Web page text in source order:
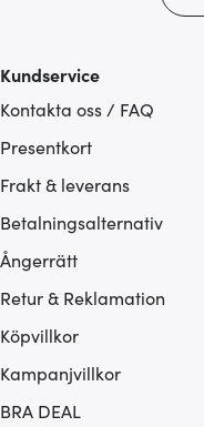
Kundservice
Kontakta oss / FAQ
Presentkort
Frakt & leverans
Betalningsalternativ
Ångerrätt
Retur & Reklamation
Köpvillkor
Kampanjvillkor
BRA DEAL